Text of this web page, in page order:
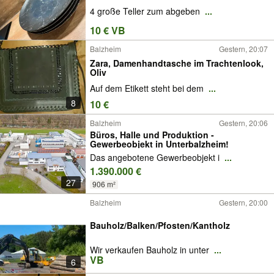
4 große Teller zum abgeben ...
10 € VB
8
Balzheim Gestern, 20:07
Zara, Damenhandtasche im Trachtenlook,
Oliv
Auf dem Etikett steht bei dem ...
10 €
27
Balzheim Gestern, 20:06
Büros, Halle und Produktion -
Gewerbeobjekt in Unterbalzheim!
Das angebotene Gewerbeobjekt i ...
1.390.000 €
906 m²
6
Balzheim Gestern, 20:00
Bauholz/Balken/Pfosten/Kantholz
Wir verkaufen Bauholz in unter ...
VB